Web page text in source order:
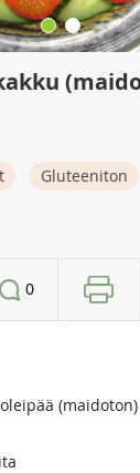
Gluteeniton
0
(maidoton)